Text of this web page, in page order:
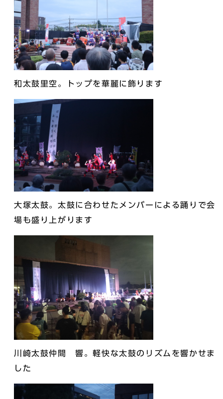
和太鼓里空。トップを華麗に飾ります
大塚太鼓。太鼓に合わせたメンバーによる踊りで会
場も盛り上がります
川崎太鼓仲間 響。軽快な太鼓のリズムを響かせま
した